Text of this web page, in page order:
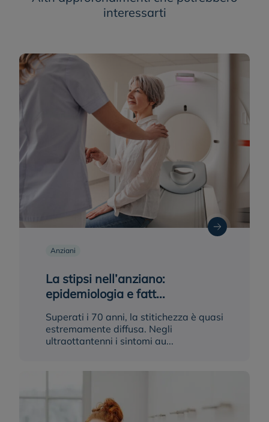
interessarti
Anziani
La stipsi nell’anziano:
epidemiologia e fatt...
Superati i 70 anni, la stitichezza è quasi
estremamente diffusa. Negli
ultraottantenni i sintomi au...